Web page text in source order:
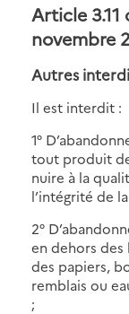
Article
novembre
Autres
Il est interdit :
1°
tout produit
nuire à la
l’intégrité de
2°
en dehors
des papiers,
remblais ou
;